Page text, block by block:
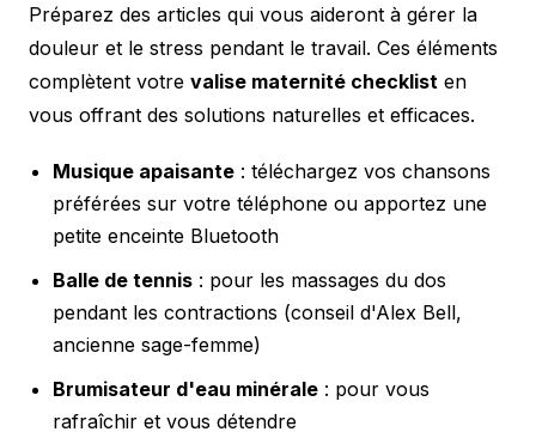
Préparez des articles qui vous aideront à gérer la
douleur et le stress pendant le travail. Ces éléments
complètent votre valise maternité checklist en
vous offrant des solutions naturelles et efficaces.
Musique apaisante : téléchargez vos chansons
préférées sur votre téléphone ou apportez une
petite enceinte Bluetooth
Balle de tennis : pour les massages du dos
pendant les contractions (conseil d'Alex Bell,
ancienne sage-femme)
Brumisateur d'eau minérale : pour vous
rafraîchir et vous détendre